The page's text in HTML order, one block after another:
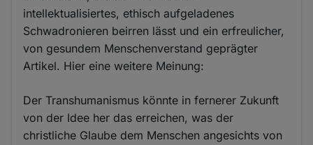
intellektualisiertes, ethisch aufgeladenes
Schwadronieren beirren lässt und ein erfreulicher,
von gesundem Menschenverstand geprägter
Artikel. Hier eine weitere Meinung:
Der Transhumanismus könnte in fernerer Zukunft
von der Idee her das erreichen, was der
christliche Glaube dem Menschen angesichts von